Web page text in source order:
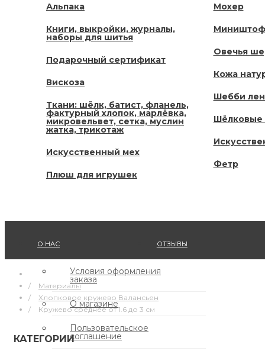
×
Альпака
Книги, выкройки, журналы,
наборы для шитья
Подарочный сертификат
Вискоза
Ткани: шёлк, батист, фланель,
фактурный хлопок, марлёвка,
микровельвет, сетка, муслин
жатка, трикотаж
Искусственный мех
Плюш для игрушек
Мохер
Миништоф
Овечья
Кожа
Шебби
Шёлковые
Фетр
О НАС
Условия оформления
заказа
О магазине
Пользовательское
соглашение
ОТЗЫВЫ
Материалы
Хлопковое кружево Валансьен
Кружево среднее от 1.6 до 3 см
КАТЕГОРИИ